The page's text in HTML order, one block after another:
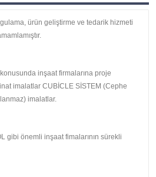
ürün geliştirme ve tedarik hizmeti
inşaat firmalarına proje
imalatlar CUBİCLE SİSTEM (Cephe
imalatlar.
gibi önemli inşaat fimalarının sürekli